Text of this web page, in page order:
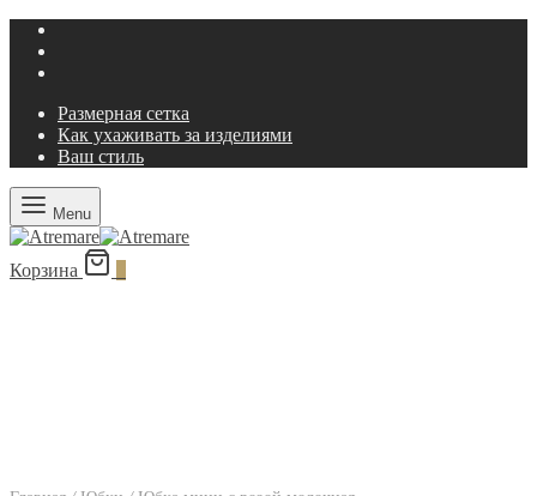
Размерная сетка
Как ухаживать за изделиями
Ваш стиль
Menu
Корзина